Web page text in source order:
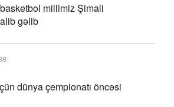
millimiz Şimali
gəlib
dünya çempionatı öncəsi